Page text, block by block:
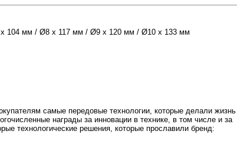
мм / Ø8 x 117 мм / Ø9 x 120 мм / Ø10 x 133 мм
самые передовые технологии, которые делали
награды за инновации в технике, в том числе и за
технологические решения, которые прославили бренд: